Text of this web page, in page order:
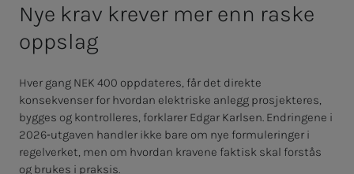
Nye krav krever mer enn raske
oppslag
Hver gang NEK 400 oppdateres, får det direkte
konsekvenser for hvordan elektriske anlegg prosjekteres,
bygges og kontrolleres, forklarer Edgar Karlsen. Endringene i
2026‑utgaven handler ikke bare om nye formuleringer i
regelverket, men om hvordan kravene faktisk skal forstås
og brukes i praksis.